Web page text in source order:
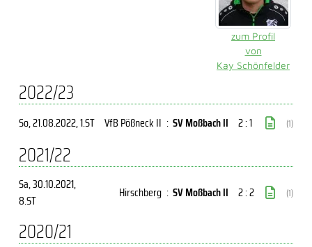
zum Profil
von
Kay Schönfelder
2022/23
So, 21.08.2022, 1.ST VfB Pößneck II : SV Moßbach II 2 : 1 (1)
2021/22
Sa, 30.10.2021,
8.ST
Hirschberg : SV Moßbach II 2 : 2 (1)
2020/21